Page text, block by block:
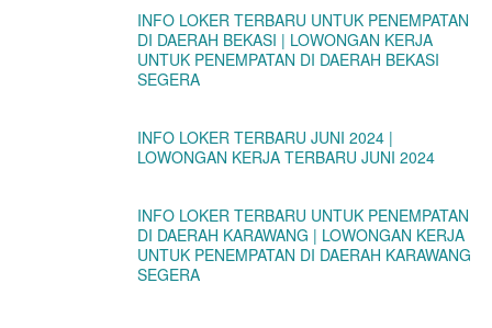
INFO LOKER TERBARU UNTUK PENEMPATAN
DI DAERAH BEKASI | LOWONGAN KERJA
UNTUK PENEMPATAN DI DAERAH BEKASI
SEGERA
INFO LOKER TERBARU JUNI 2024 |
LOWONGAN KERJA TERBARU JUNI 2024
INFO LOKER TERBARU UNTUK PENEMPATAN
DI DAERAH KARAWANG | LOWONGAN KERJA
UNTUK PENEMPATAN DI DAERAH KARAWANG
SEGERA